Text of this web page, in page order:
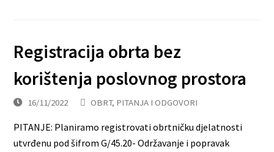
Registracija obrta bez
korištenja poslovnog prostora
16/11/2022 OBRT, PITANJA I ODGOVORI
PITANJE: Planiramo registrovati obrtničku djelatnosti
utvrđenu pod šifrom G/45.20- Održavanje i popravak